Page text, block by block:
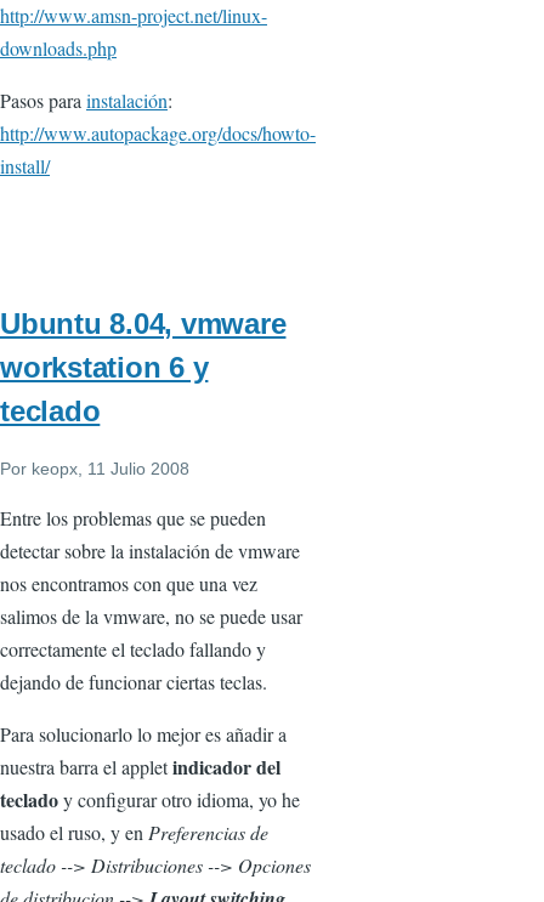
http://www.amsn-project.net/linux-
downloads.php
Pasos parainstalación:
http://www.autopackage.org/docs/howto-
install/
Ubuntu 8.04, vmware
workstation 6 y
teclado
Por keopx , 11 Julio 2008
Entre los problemas que se pueden
detectar sobre la instalación de vmware
nos encontramos con que una vez
salimos de la vmware, no se puede usar
correctamente el teclado fallando y
dejando de funcionar ciertas teclas.
Para solucionarlo lo mejor es añadir a
nuestra barra el appletindicador del
tecladoy configurar otro idioma, yo he
usado el ruso, y en Preferencias de
teclado --> Distribuciones --> Opciones